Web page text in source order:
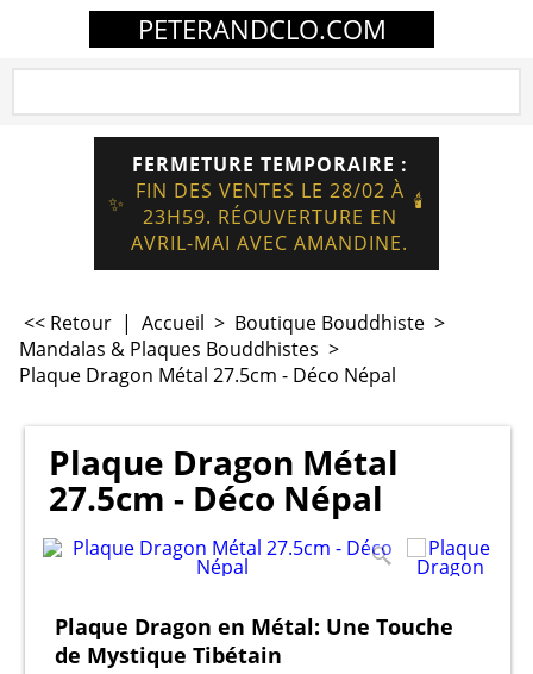
PETERANDCLO.COM
✨
FERMETURE TEMPORAIRE :
FIN DES VENTES LE 28/02 À
23H59. RÉOUVERTURE EN
AVRIL-MAI AVEC AMANDINE.
🕯️
<< Retour | Accueil > Boutique Bouddhiste >
Mandalas & Plaques Bouddhistes >
Plaque Dragon Métal 27.5cm - Déco Népal
Plaque Dragon Métal
27.5cm - Déco Népal
Plaque Dragon en Métal: Une Touche
de Mystique Tibétain